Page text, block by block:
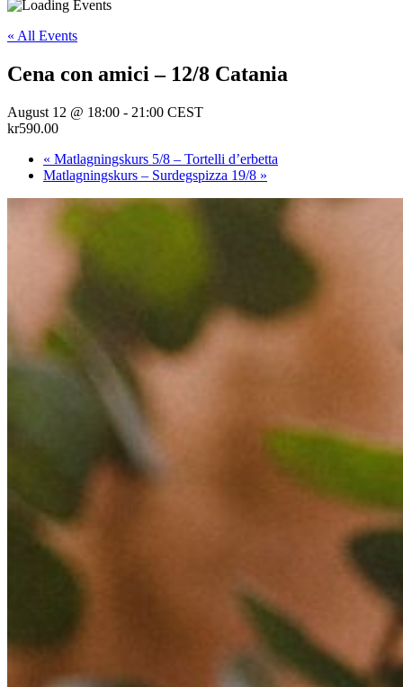
« All Events
Cena con amici – 12/8 Catania
August 12 @ 18:00 - 21:00 CEST
kr590.00
« Matlagningskurs 5/8 – Tortelli d’erbetta
Matlagningskurs – Surdegspizza 19/8 »